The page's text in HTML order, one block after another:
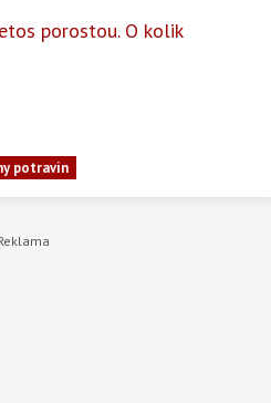
porostou. O kolik
potravin